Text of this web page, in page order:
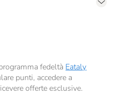
in caso di consenso prestato ai
fedeltà Eataly
punti, accedere a
offerte esclusive.